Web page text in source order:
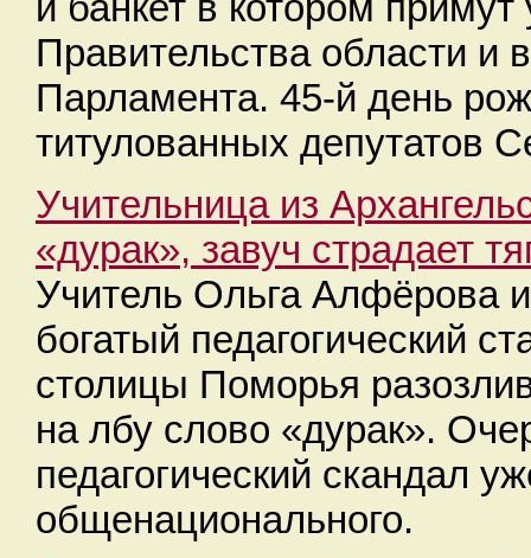
Правительства области и
Парламента. 45-й день
титулованных депутатов
Учительница из
«дурак», завуч страдает
Учитель Ольга Алфёрова
богатый педагогический
столицы Поморья
на лбу слово «дурак».
педагогический скандал
общенационального.